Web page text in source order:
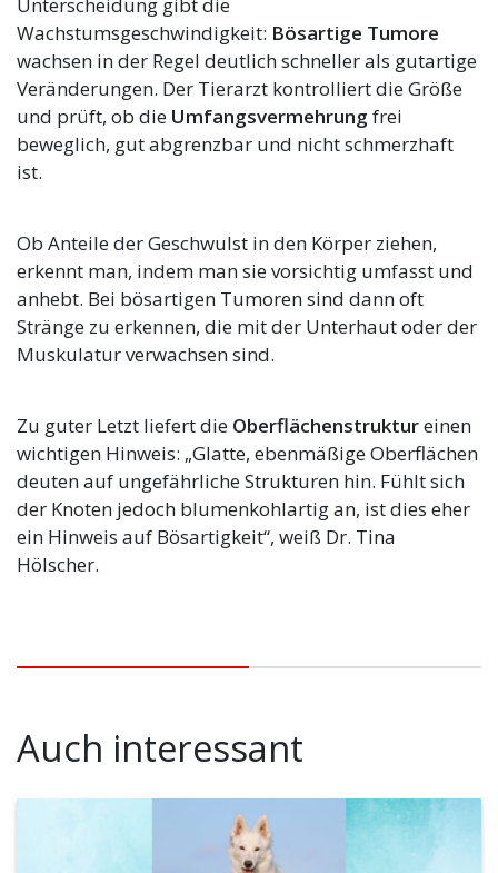
Wachstumsgeschwindigkeit: Bösartige Tumore
wachsen in der Regel deutlich schneller als gutartige
Veränderungen. Der Tierarzt kontrolliert die Größe
und prüft, ob die Umfangsvermehrung frei
beweglich, gut abgrenzbar und nicht schmerzhaft
ist.
Ob Anteile der Geschwulst in den Körper ziehen,
erkennt man, indem man sie vorsichtig umfasst und
anhebt. Bei bösartigen Tumoren sind dann oft
Stränge zu erkennen, die mit der Unterhaut oder der
Muskulatur verwachsen sind.
Zu guter Letzt liefert die Oberflächenstruktureinen
wichtigen Hinweis: „Glatte, ebenmäßige Oberflächen
deuten auf ungefährliche Strukturen hin. Fühlt sich
der Knoten jedoch blumenkohlartig an, ist dies eher
ein Hinweis auf Bösartigkeit“, weiß Dr. Tina
Hölscher.
Auch interessant